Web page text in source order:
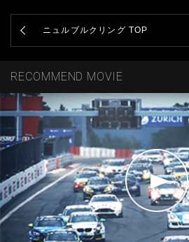
ニュルブルクリング TOP
RECOMMEND MOVIE